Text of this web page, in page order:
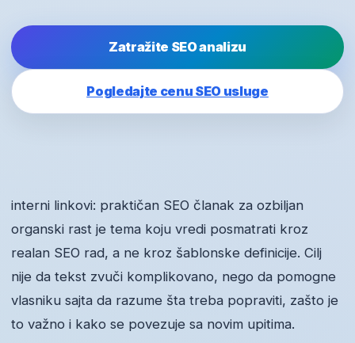
Zatražite SEO analizu
Pogledajte cenu SEO usluge
interni linkovi: praktičan SEO članak za ozbiljan
organski rast je tema koju vredi posmatrati kroz
realan SEO rad, a ne kroz šablonske definicije. Cilj
nije da tekst zvuči komplikovano, nego da pomogne
vlasniku sajta da razume šta treba popraviti, zašto je
to važno i kako se povezuje sa novim upitima.